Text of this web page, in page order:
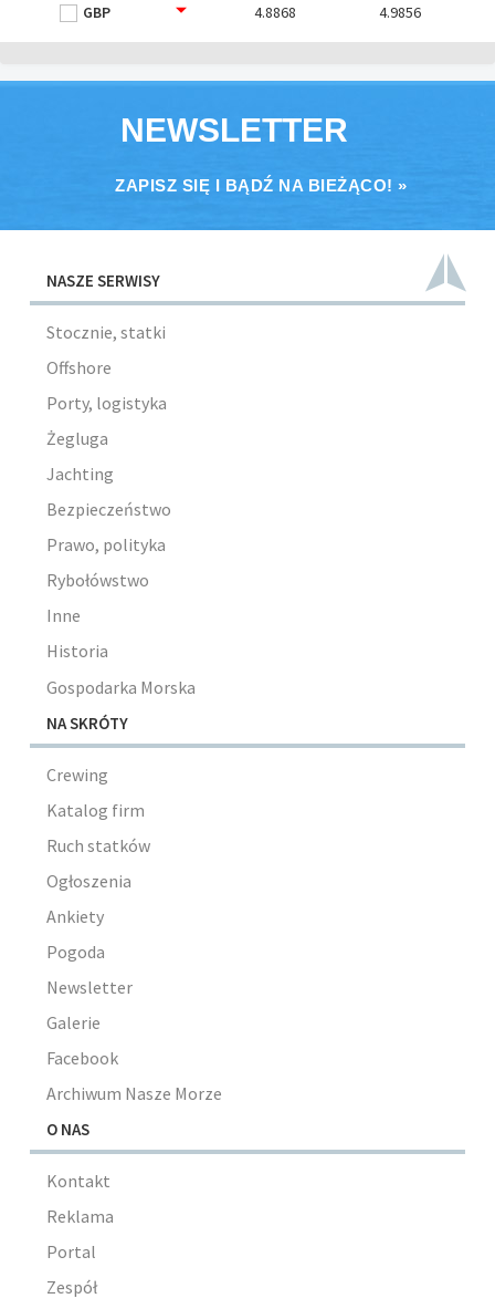
GBP
4.8868 4.9856
NEWSLETTER
ZAPISZ SIĘ I BĄDŹ NA BIEŻĄCO! »
NASZE SERWISY
Stocznie, statki
Offshore
Porty, logistyka
Żegluga
Jachting
Bezpieczeństwo
Prawo, polityka
Rybołówstwo
Inne
Historia
Gospodarka Morska
NA SKRÓTY
Crewing
Katalog firm
Ruch statków
Ogłoszenia
Ankiety
Pogoda
Newsletter
Galerie
Facebook
Archiwum Nasze Morze
O NAS
Kontakt
Reklama
Portal
Zespół